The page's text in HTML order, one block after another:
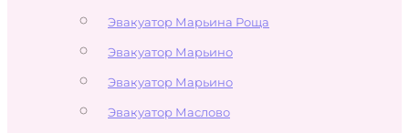
Эвакуатор Марьина Роща
Эвакуатор Марьино
Эвакуатор Марьино
Эвакуатор Маслово